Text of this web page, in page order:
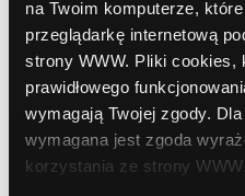
na Twoim komputerze,
przeglądarkę internetową
strony WWW. Pliki cookies,
prawidłowego
wymagają Twojej zgody.
wymagana jest zgoda
korzystania ze strony WWW.
Zapamiętaj moje dane w
kolejnych komentarzy.